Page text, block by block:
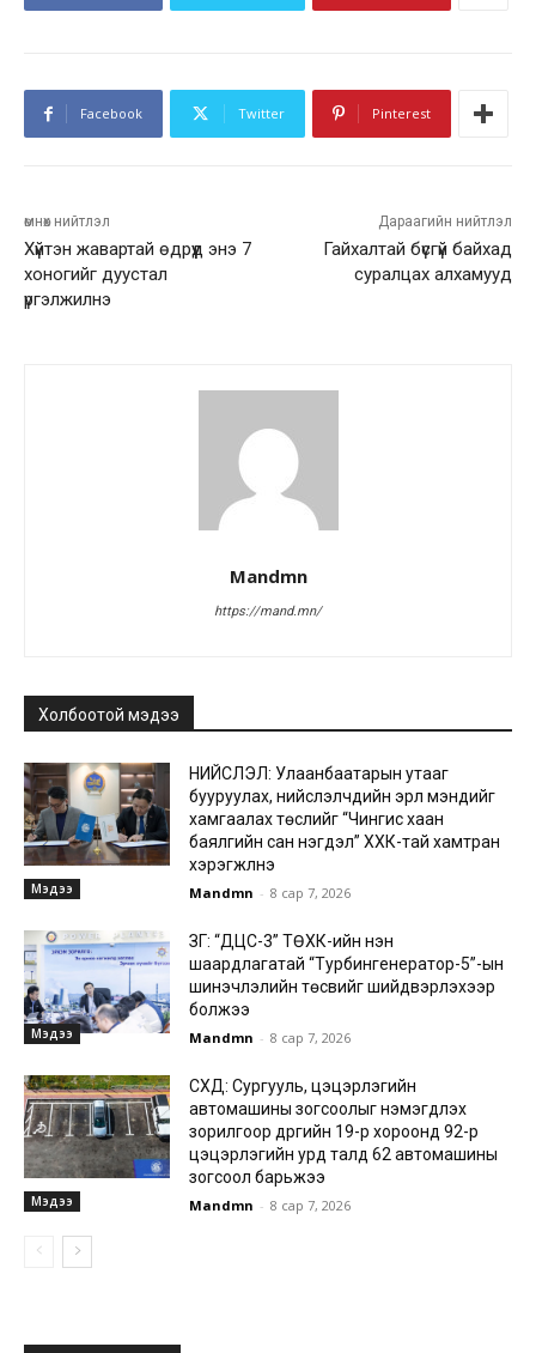
Facebook Twitter Pinterest
өмнөх нийтлэл
Хүйтэн жавартай өдрүүд энэ 7
хоногийг дуустал
үргэлжилнэ
Дараагийн нийтлэл
Гайхалтай бүсгүй байхад
суралцах алхамууд
Mandmn
https://mand.mn/
Холбоотой мэдээ
Мэдээ
НИЙСЛЭЛ: Улаанбаатарын утааг
бууруулах, нийслэлчүүдийн эрүүл мэндийг
хамгаалах төслийг “Чингис хаан
баялгийн сан нэгдэл” ХХК-тай хамтран
хэрэгжүүлнэ
Mandmn - 8 сар 7, 2026
Мэдээ
ЗГ: “ДЦС-3” ТӨХК-ийн нэн
шаардлагатай “Турбингенератор-5”-ын
шинэчлэлийн төсвийг шийдвэрлэхээр
болжээ
Mandmn - 8 сар 7, 2026
Мэдээ
СХД: Сургууль, цэцэрлэгийн
автомашины зогсоолыг нэмэгдүүлэх
зорилгоор дүүргийн 19-р хороонд 92-р
цэцэрлэгийн урд талд 62 автомашины
зогсоол барьжээ
Mandmn - 8 сар 7, 2026